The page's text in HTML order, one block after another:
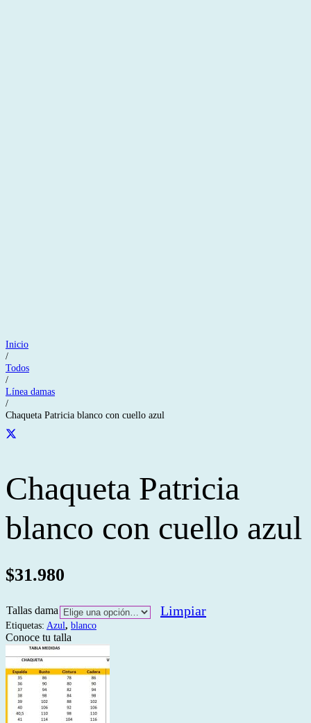
Inicio
/
Todos
/
Línea damas
/
Chaqueta Patricia blanco con cuello azul
Chaqueta Patricia
blanco con cuello azul
$31.980
Tallas dama Limpiar
Etiquetas: Azul, blanco
Conoce tu talla